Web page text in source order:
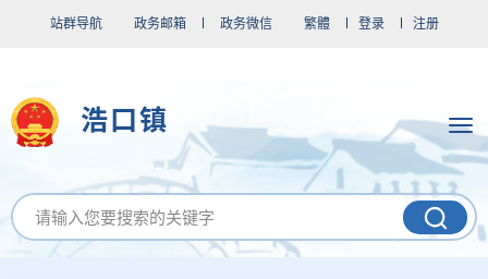
站群导航 政务邮箱 政务微信 繁體 登录 注册
浩口镇